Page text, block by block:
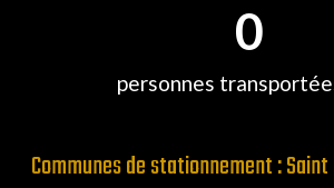
personnes
0
Communes de stationnement :